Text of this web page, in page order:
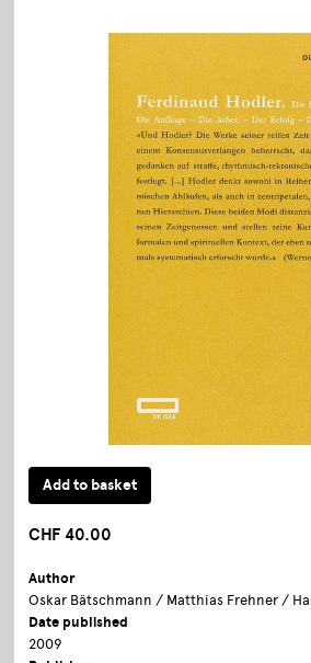
CHF 40.00
Author
Oskar Bätschmann / Matthias Frehner /
Date published
2009